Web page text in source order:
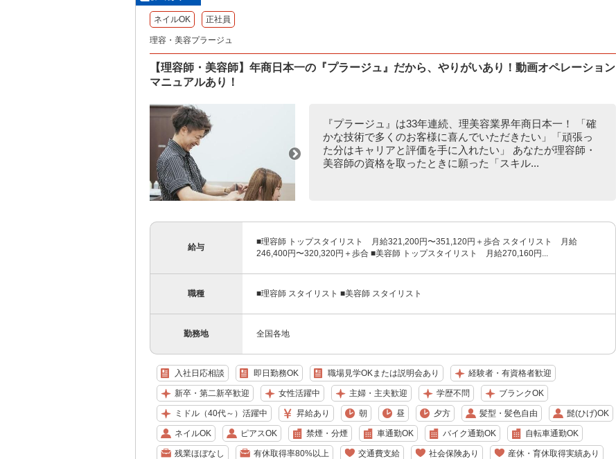
ネイルOK 正社員
理容・美容プラージュ
【理容師・美容師】年商日本一の『プラージュ』だから、やりがいあり！動画オペレーション
マニュアルあり！
『プラージュ』は33年連続、理美容業界年商日本一！ 「確
かな技術で多くのお客様に喜んでいただきたい」「頑張っ
た分はキャリアと評価を手に入れたい」 あなたが理容師・
美容師の資格を取ったときに願った「スキル...
給与
■理容師 トップスタイリスト 月給321,200円〜351,120円＋歩合 スタイリスト 月給
246,400円〜320,320円＋歩合 ■美容師 トップスタイリスト 月給270,160円...
職種 ■理容師 スタイリスト ■美容師 スタイリスト
勤務地 全国各地
入社日応相談 即日勤務OK 職場見学OKまたは説明会あり 経験者・有資格者歓迎
新卒・第二新卒歓迎 女性活躍中 主婦・主夫歓迎 学歴不問 ブランクOK
ミドル（40代～）活躍中 昇給あり 朝 昼 夕方 髪型・髪色自由 髭(ひげ)OK
ネイルOK ピアスOK 禁煙・分煙 車通勤OK バイク通勤OK 自転車通勤OK
残業ほぼなし 有休取得率80%以上 交通費支給 社会保険あり 産休・育休取得実績あり